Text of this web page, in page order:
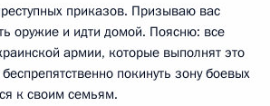
приказов. Призываю вас
оружие и идти домой. Поясню: все
армии, которые выполнят это
покинуть зону боевых
к своим семьям.